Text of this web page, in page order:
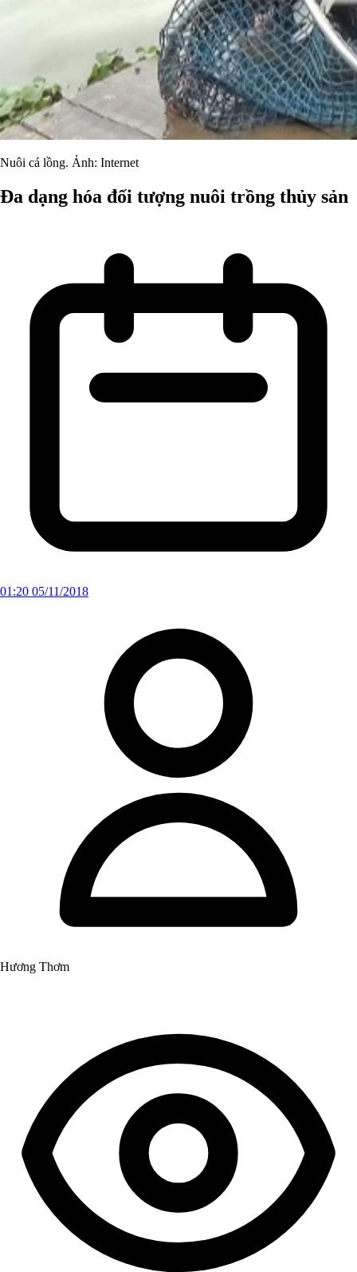
Nuôi cá lồng. Ảnh: Internet
Đa dạng hóa đối tượng nuôi trồng thủy sản
01:20 05/11/2018
Hương Thơm